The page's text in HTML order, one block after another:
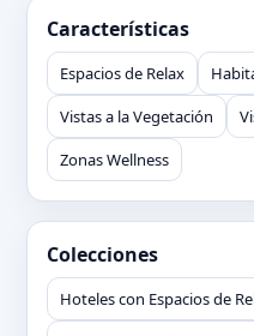
Características
Espacios de Relax
Vistas a la Vegetación
Zonas Wellness
Colecciones
Hoteles con Espacios de